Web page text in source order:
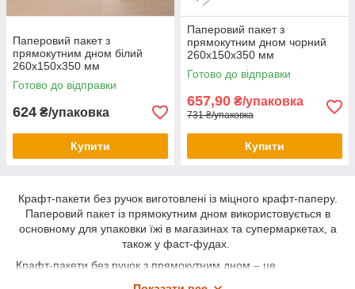
Паперовий пакет з
прямокутним дном білий
260х150х350 мм
Готово до відправки
624 ₴/упаковка
Купити
Паперовий пакет з
прямокутним дном чорний
260х150х350 мм
Готово до відправки
657,90 ₴/упаковка
731 ₴/упаковка
Купити
Крафт-пакети без ручок виготовлені із міцного крафт-паперу.
Паперовий пакет із прямокутним дном використовується в
основному для упаковки їжі в магазинах та супермаркетах, а
також у фаст-фудах.
Крафт-пакети без ручок з прямокутним дном – це